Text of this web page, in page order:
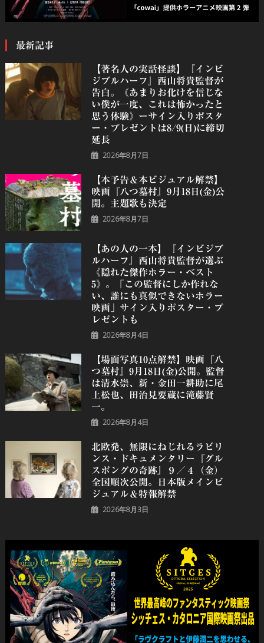
最新記事
【著名人の実話怪談】『インビ
ジブルハーフ』⻄⼭将貴監督が
告白。《あまりお化けを信じな
い僕が一度、これは怖かったと
思う体験》ーサイン入りポスタ
ー・プレゼントは8/9(日)に締切
延長
2026年8月7日
【本予告＆本ビジュアル解禁】
映画『八つ墓村』9月18日(金)公
開。主題歌も決定
2026年8月7日
【あの人の一本】『インビジブ
ルハーフ』⻄⼭将貴監督が選ぶ
《隠れた傑作ホラー・ベスト
5》。「この監督にしか作れな
い、誰にも真似できないホラー
映画」サイン入りポスター・プ
レゼントも
2026年8月4日
【場面写真10点解禁】映画『八
つ墓村』9月18日(金)公開。監督
は清水崇、新・金田一耕助に尾
上松也、田治見要蔵に滝藤賢
一。
2026年8月4日
北欧発、無限にねじれるラビリ
ンス・ドキュメンタリー『グル
スポングの奇跡』９／４（金）
全国順次公開。日本版メインビ
ジュアル＆特報解禁
2026年8月3日